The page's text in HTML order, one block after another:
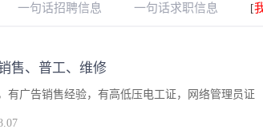
一句话招聘信息 一句话求职信息 [
售、普工、维修
有广告销售经验，有高低压电工证，网络管理员证